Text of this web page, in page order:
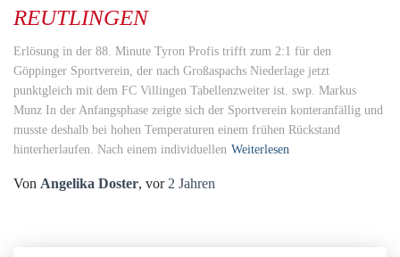
REUTLINGEN
Erlösung in der 88. Minute Tyron Profis trifft zum 2:1 für den
Göppinger Sportverein, der nach Großaspachs Niederlage jetzt
punktgleich mit dem FC Villingen Tabellenzweiter ist. swp. Markus
Munz In der Anfangsphase zeigte sich der Sportverein konteranfällig und
musste deshalb bei hohen Temperaturen einem frühen Rückstand
hinterherlaufen. Nach einem individuellen Weiterlesen
Von Angelika Doster, vor 2 Jahren